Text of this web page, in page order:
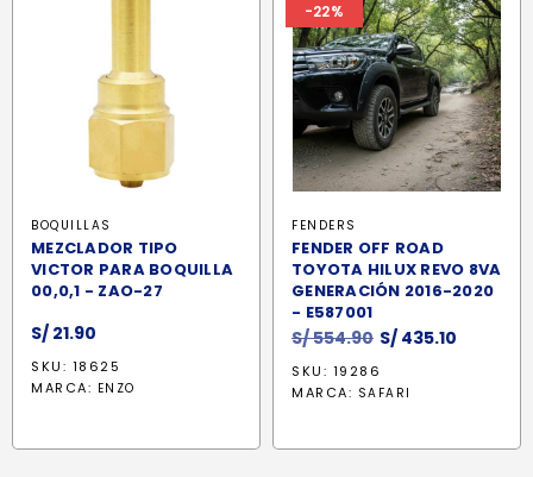
BOQUILLAS
MEZCLADOR TIPO
VICTOR PARA BOQUILLA
00,0,1 - ZAO-27
S/ 21.90
SKU: 18625
MARCA: ENZO
-22%
FENDERS
FENDER OFF ROAD
TOYOTA HILUX REVO 8VA
GENERACIÓN 2016-2020
- E587001
S/554.90 El
original
S/ 435.10
SKU: 19286
MARCA: SAFARI